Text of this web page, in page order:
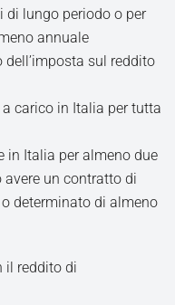
di lungo periodo o per
annuale
sul reddito
carico in Italia per tutta
in Italia per almeno due
un contratto di
determinato di almeno
il reddito di